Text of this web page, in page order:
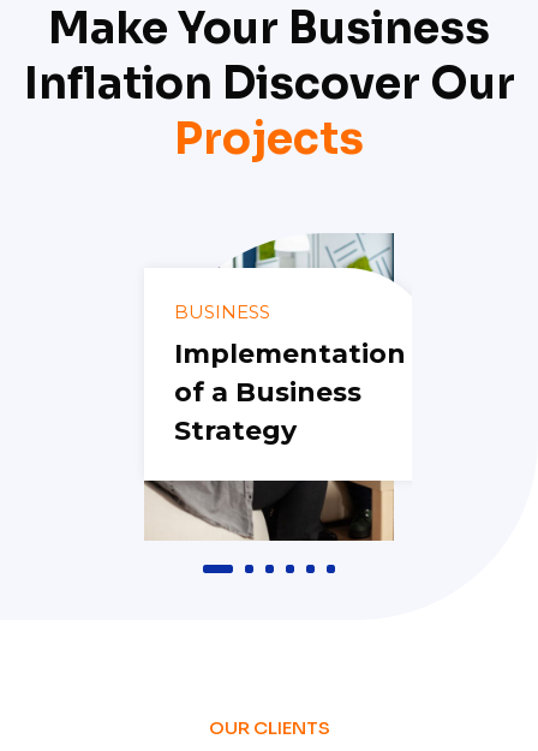
Make Your Business
Inflation Discover Our
Projects
BUSINESS
Implementation
of a Business
Strategy
1 2 3 4 5 6
OUR CLIENTS